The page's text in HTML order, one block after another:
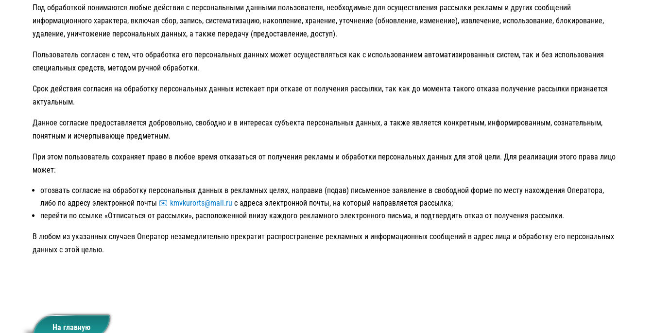
Под обработкой понимаются любые действия с персональными данными пользователя, необходимые для осуществления рассылки рекламы и других сообщений
информационного характера, включая сбор, запись, систематизацию, накопление, хранение, уточнение (обновление, изменение), извлечение, использование, блокирование,
удаление, уничтожение персональных данных, а также передачу (предоставление, доступ).
Пользователь согласен с тем, что обработка его персональных данных может осуществляться как с использованием автоматизированных систем, так и без использования
специальных средств, методом ручной обработки.
Срок действия согласия на обработку персональных данных истекает при отказе от получения рассылки, так как до момента такого отказа получение рассылки признается
актуальным.
Данное согласие предоставляется добровольно, свободно и в интересах субъекта персональных данных, а также является конкретным, информированным, сознательным,
понятным и исчерпывающе предметным.
При этом пользователь сохраняет право в любое время отказаться от получения рекламы и обработки персональных данных для этой цели. Для реализации этого права лицо
может:
отозвать согласие на обработку персональных данных в рекламных целях, направив (подав) письменное заявление в свободной форме по месту нахождения Оператора,
либо по адресу электронной почты ✉️ kmvkurorts@mail.ru с адреса электронной почты, на который направляется рассылка;
перейти по ссылке «Отписаться от рассылки», расположенной внизу каждого рекламного электронного письма, и подтвердить отказ от получения рассылки.
В любом из указанных случаев Оператор незамедлительно прекратит распространение рекламных и информационных сообщений в адрес лица и обработку его персональных
данных с этой целью.
На главную